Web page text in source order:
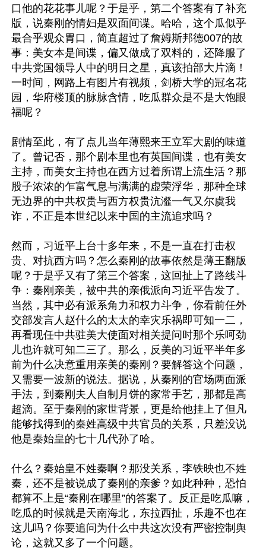
口他的花花事儿呢？于是乎，第二个答案有了补充
版，说秦刚的情妇是双面间谍。哈哈，这个瓜似乎
最合乎观众胃口，简直超过了詹姆斯邦德007的故
事：美女本是间谍，偏又做成了双料的，还降服了
中共党国领导人中的明日之星，真该拍部大片滴！
一时间，网路上有图片有视频，剑桥大学的冠名花
园，华府楼顶的脉脉含情，吃瓜群众是不是大饱眼
福呢？
剧情至此，有了点儿当年薄熙来王立军大剧的味道
了。曾记否，那个剧本里也有英国间谍，也有美女
主持，而美女主持也在西方过着所谓上流生活？那
股子浓浓的乍富气息与满满的虚荣浮华，那种全球
无边界的中共权贵与西方权贵沆瀣一气又尔虞我
诈，不正是本世纪以来中国的主流追求吗？
然而，习近平上台十多年来，不是一直在打击权
贵、对抗西方吗？怎么秦刚的故事依然是薄王翻版
呢？于是乎又有了第三个答案，这回扯上了路线斗
争：秦刚亲美，被中共的亲俄派向习近平告发了。
当然，其中必有派系角力和权力斗争，你看前任外
交部发言人赵什么的太太的幸灾乐祸即可知一二，
再看现任中共驻美大使面对相关提问时那个乐呵劲
儿也许就可知二三了。那么，反美的习近平半年多
前为什么决意重用亲美的秦刚？要解答这个问题，
又需要一波新的说法。据说，从秦刚的官场两面派
手法，到秦刚夫人自制月饼的家常手艺，那都是高
超滴。至于秦刚的家世背景，更是给他挂上了但凡
能够找得到的秦姓高级中共官员的关系，只差没说
他是秦始皇的七十几代孙了哈。
什么？秦始皇不姓秦啊？那没关系，李铁映也不姓
秦，还不是被说成了秦刚的亲爹？如此种种，恐怕
都算不上是“秦刚在哪里”的答案了。反正是吃瓜嘛，
吃瓜的时候就是天南海北，东拉西扯，乐趣不也在
这儿吗？你要追问为什么中共这次没有严密控制舆
论，这就又多了一个问题。